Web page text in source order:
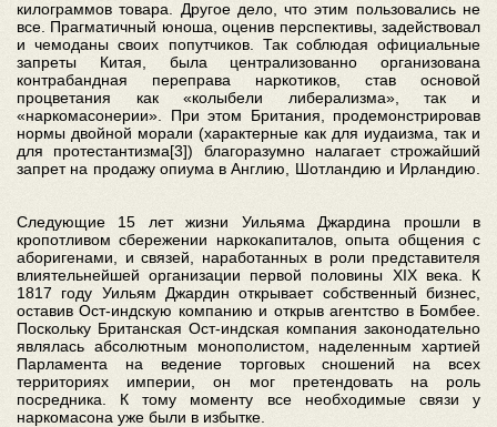
килограммов товара. Другое дело, что этим пользовались не
все. Прагматичный юноша, оценив перспективы, задействовал
и чемоданы своих попутчиков. Так соблюдая официальные
запреты Китая, была централизованно организована
контрабандная переправа наркотиков, став основой
процветания как «колыбели либерализма», так и
«наркомасонерии». При этом Британия, продемонстрировав
нормы двойной морали (характерные как для иудаизма, так и
для протестантизма[3]) благоразумно налагает строжайший
запрет на продажу опиума в Англию, Шотландию и Ирландию.
Следующие 15 лет жизни Уильяма Джардина прошли в
кропотливом сбережении наркокапиталов, опыта общения с
аборигенами, и связей, наработанных в роли представителя
влиятельнейшей организации первой половины XIX века. К
1817 году Уильям Джардин открывает собственный бизнес,
оставив Ост-индскую компанию и открыв агентство в Бомбее.
Поскольку Британская Ост-индская компания законодательно
являлась абсолютным монополистом, наделенным хартией
Парламента на ведение торговых сношений на всех
территориях империи, он мог претендовать на роль
посредника. К тому моменту все необходимые связи у
наркомасона уже были в избытке.